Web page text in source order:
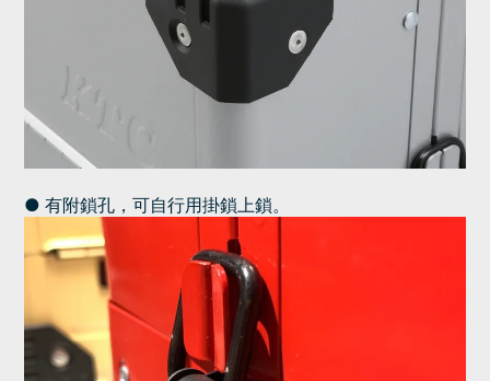
● 有附鎖孔，可自行用掛鎖上鎖。